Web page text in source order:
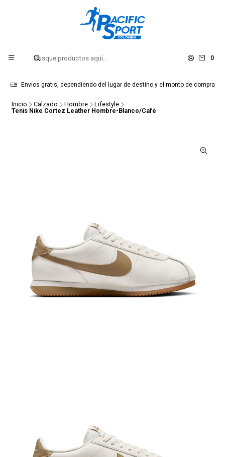
0
Envíos gratis, dependiendo del lugar de destino y el monto de compra
Inicio Calzado Hombre
Lifestyle
Tenis Nike Cortez Leather Hombre-Blanco/Café